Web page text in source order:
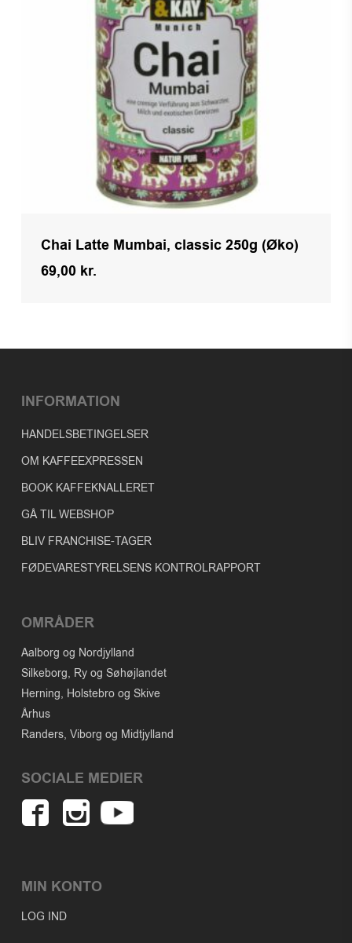
Chai Latte Mumbai, classic 250g (Øko)
69,00 kr.
INFORMATION
HANDELSBETINGELSER
OM KAFFEEXPRESSEN
BOOK KAFFEKNALLERET
GÅ TIL WEBSHOP
BLIV FRANCHISE-TAGER
FØDEVARESTYRELSENS KONTROLRAPPORT
OMRÅDER
Aalborg og Nordjylland
Silkeborg, Ry og Søhøjlandet
Herning, Holstebro og Skive
Århus
Randers, Viborg og Midtjylland
SOCIALE MEDIER
MIN KONTO
LOG IND